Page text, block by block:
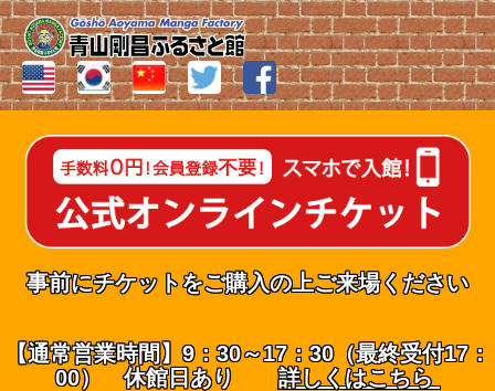
事前にチケットをご購入の上ご来場ください
【通常営業時間】9：30～17：30（最終受付17：
00） 休館日あり詳しくはこちら